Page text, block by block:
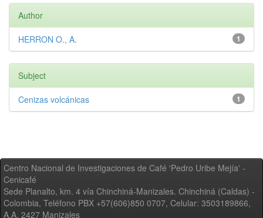
Author
1
HERRON O., A.
Subject
1
Cenizas volcánicas
Centro Nacional de Investigaciones de Café 'Pedro Uribe Mejía' -
Cenicafé
Sede Planalto, km. 4 vía Chinchiná-Manizales. Chinchiná (Caldas) -
Colombia, Teléfono PBX +57(606)850 0707, Celular: 3503189866,
A.A. 2427 Manizales